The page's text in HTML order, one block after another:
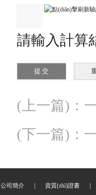
請輸入計算
(上一篇) ：
(下一篇) ：
公司簡介 資質(zhì)證書